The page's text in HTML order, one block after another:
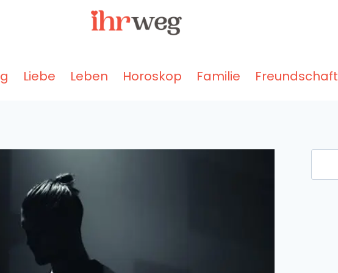
Liebe Leben Horoskop Familie Freundschaft